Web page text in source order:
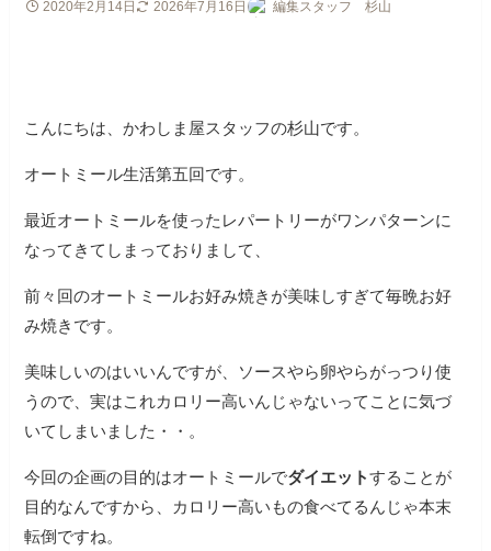
2020年2月14日 2026年7月16日 編集スタッフ 杉山
こんにちは、かわしま屋スタッフの杉山です。
オートミール生活第五回です。
最近オートミールを使ったレパートリーがワンパターンに
なってきてしまっておりまして、
前々回のオートミールお好み焼きが美味しすぎて毎晩お好
み焼きです。
美味しいのはいいんですが、ソースやら卵やらがっつり使
うので、実はこれカロリー高いんじゃないってことに気づ
いてしまいました・・。
今回の企画の目的はオートミールでダイエットすることが
目的なんですから、カロリー高いもの食べてるんじゃ本末
転倒ですね。